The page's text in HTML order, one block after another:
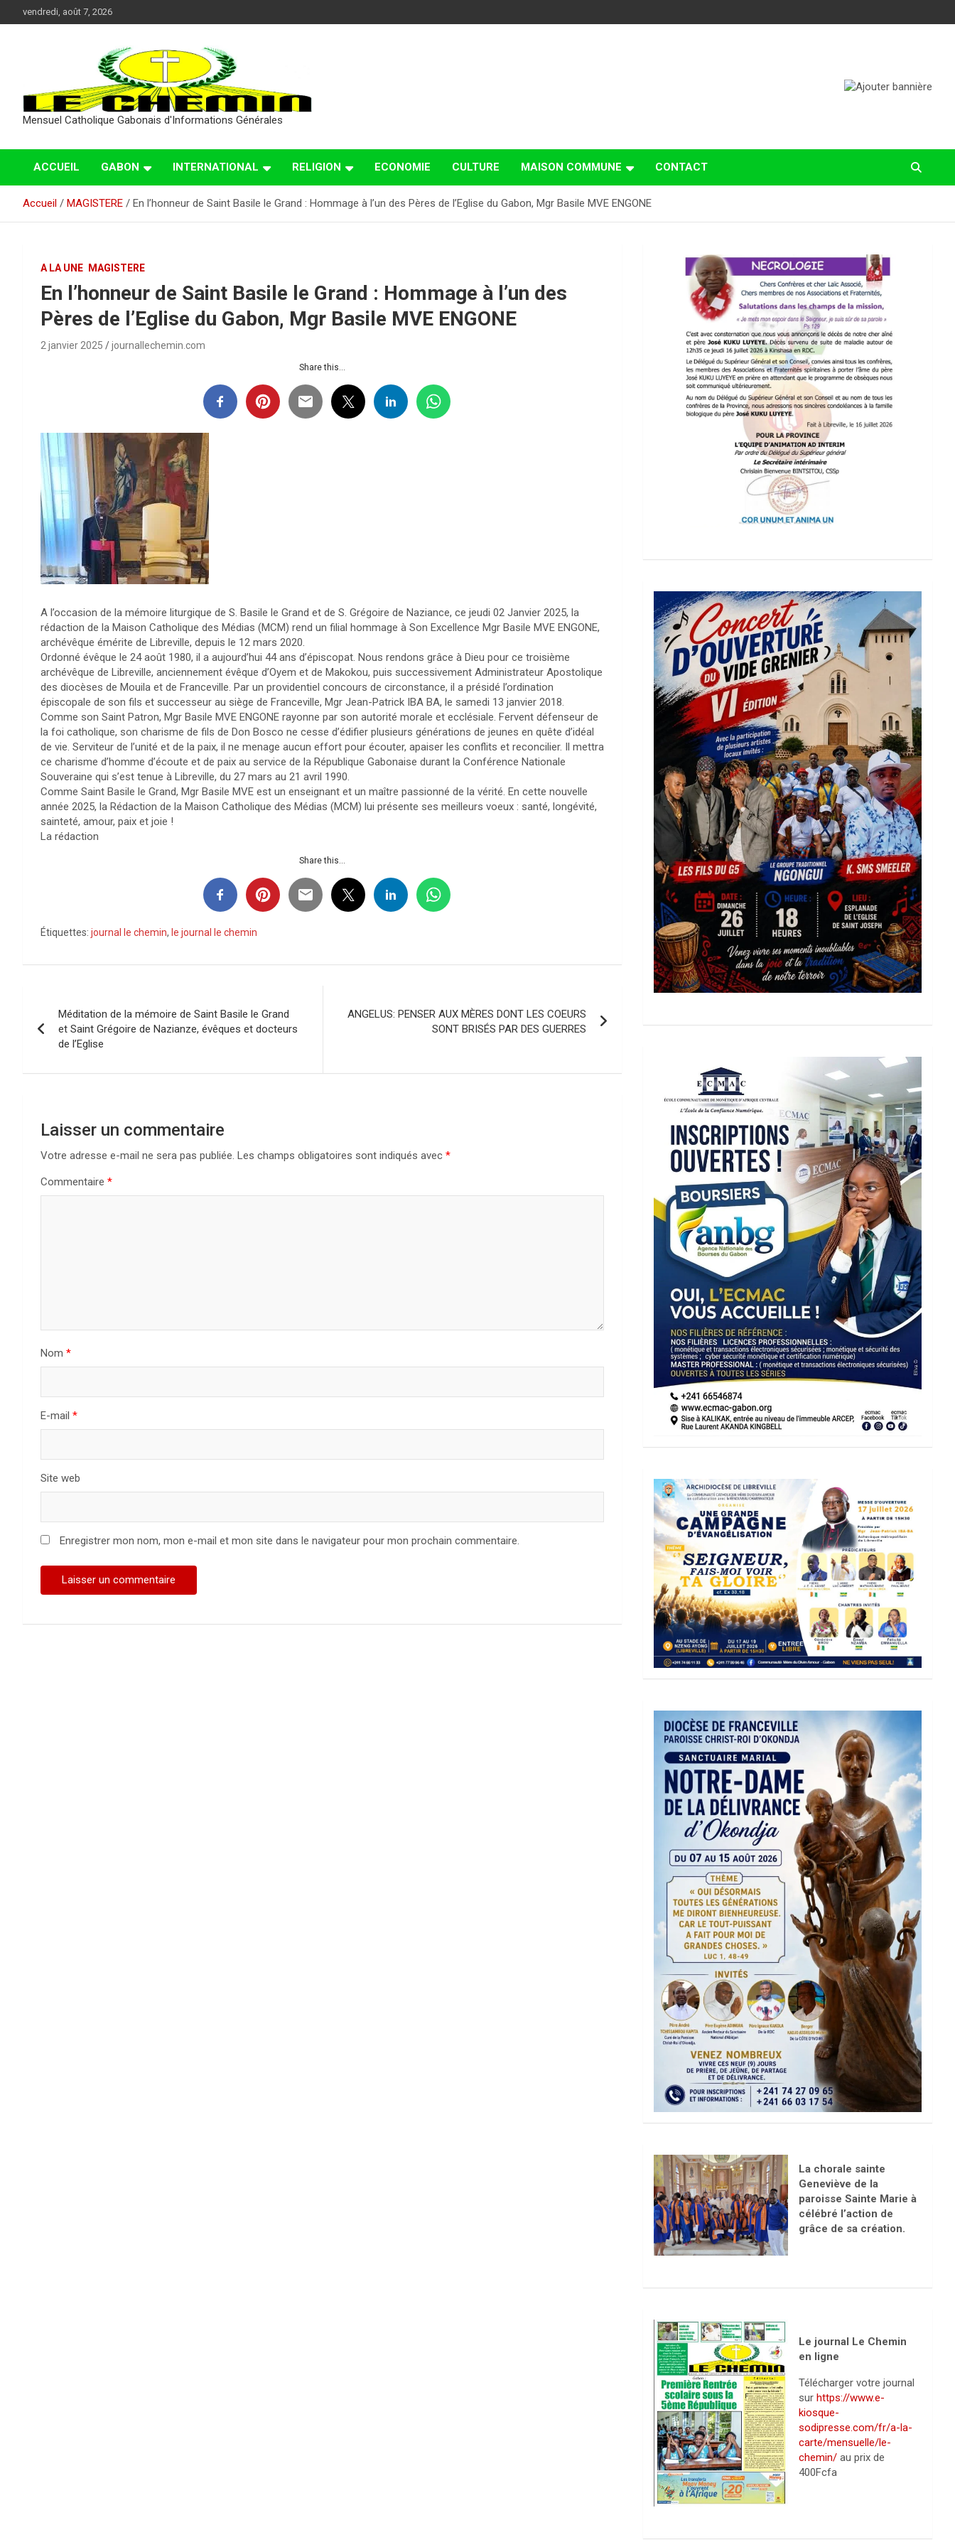
au
vendredi, août 7, 2026
Mensuel Catholique Gabonais d'Informations Générales
ACCUEIL GABON INTERNATIONAL RELIGION ECONOMIE CULTURE MAISON COMMUNE CONTACT
Accueil MAGISTERE En l’honneur de Saint Basile le Grand : Hommage à l’un des Pères de l’Eglise du Gabon, Mgr Basile MVE ENGONE
A LA UNE MAGISTERE
En l’honneur de Saint Basile le Grand : Hommage à l’un des
Pères de l’Eglise du Gabon, Mgr Basile MVE ENGONE
2 janvier 2025 journallechemin.com
Share this...
A l’occasion de la mémoire liturgique de S. Basile le Grand et de S. Grégoire de Naziance, ce jeudi 02 Janvier 2025, la
rédaction de la Maison Catholique des Médias (MCM) rend un filial hommage à Son Excellence Mgr Basile MVE ENGONE,
archévêque émérite de Libreville, depuis le 12 mars 2020.
Ordonné évêque le 24 août 1980, il a aujourd’hui 44 ans d’épiscopat. Nous rendons grâce à Dieu pour ce troisième
archévêque de Libreville, anciennement évêque d’Oyem et de Makokou, puis successivement Administrateur Apostolique
des diocèses de Mouila et de Franceville. Par un providentiel concours de circonstance, il a présidé l’ordination
épiscopale de son fils et successeur au siège de Franceville, Mgr Jean-Patrick IBA BA, le samedi 13 janvier 2018.
Comme son Saint Patron, Mgr Basile MVE ENGONE rayonne par son autorité morale et ecclésiale. Fervent défenseur de
la foi catholique, son charisme de fils de Don Bosco ne cesse d’édifier plusieurs générations de jeunes en quête d’idéal
de vie. Serviteur de l’unité et de la paix, il ne menage aucun effort pour écouter, apaiser les conflits et reconcilier. Il mettra
ce charisme d’homme d’écoute et de paix au service de la République Gabonaise durant la Conférence Nationale
Souveraine qui s’est tenue à Libreville, du 27 mars au 21 avril 1990.
Comme Saint Basile le Grand, Mgr Basile MVE est un enseignant et un maître passionné de la vérité. En cette nouvelle
année 2025, la Rédaction de la Maison Catholique des Médias (MCM) lui présente ses meilleurs voeux : santé, longévité,
sainteté, amour, paix et joie !
La rédaction
Share this...
Étiquettes: journal le chemin, le journal le chemin
de
l’article
Méditation de la mémoire de Saint Basile le Grand
et Saint Grégoire de Nazianze, évêques et docteurs
de l’Eglise
ANGELUS: PENSER AUX MÈRES DONT LES COEURS
SONT BRISÉS PAR DES GUERRES
Laisser un commentaire
Votre adresse e-mail ne sera pas publiée. Les champs obligatoires sont indiqués avec *
Commentaire *
Nom *
E-mail *
Site web
Enregistrer mon nom, mon e-mail et mon site dans le navigateur pour mon prochain commentaire.
La chorale sainte
Geneviève de la
paroisse Sainte Marie à
célébré l’action de
grâce de sa création.
Le journal Le Chemin
en ligne
Télécharger votre journal
sur https://www.e-
kiosque-
sodipresse.com/fr/a-la-
carte/mensuelle/le-
chemin/au prix de
400Fcfa